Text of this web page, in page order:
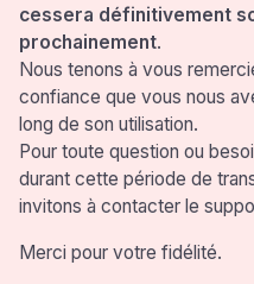
cessera définitivement
prochainement.
Nous tenons à vous
confiance que vous nous
long de son utilisation.
Pour toute question ou
durant cette période de
invitons à contacter le
Merci pour votre fidélité.